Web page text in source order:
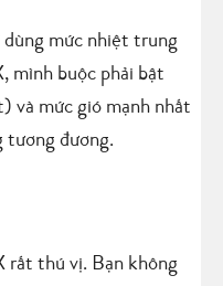
mức nhiệt trung
mình buộc phải bật
và mức gió mạnh nhất
tương đương.
rất thú vị. Bạn không